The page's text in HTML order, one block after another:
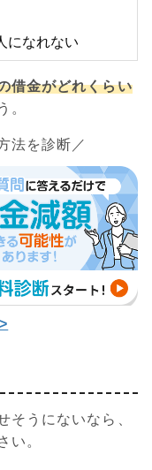
になれない
借金がどれくらい
。
法を診断／
そうにないなら、
い。